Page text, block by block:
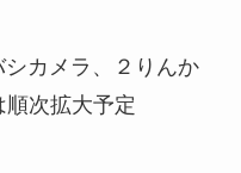
カメラ、２りんか
次拡大予定